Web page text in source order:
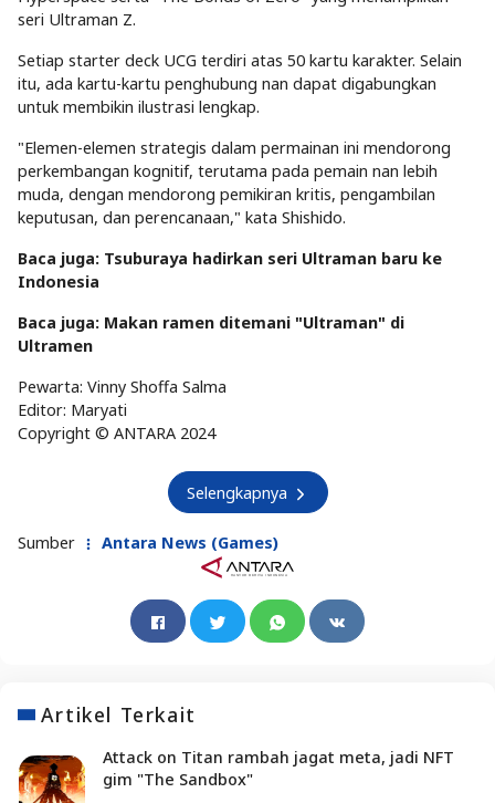
seri Ultraman Z.
Setiap starter deck UCG terdiri atas 50 kartu karakter. Selain
itu, ada kartu-kartu penghubung nan dapat digabungkan
untuk membikin ilustrasi lengkap.
"Elemen-elemen strategis dalam permainan ini mendorong
perkembangan kognitif, terutama pada pemain nan lebih
muda, dengan mendorong pemikiran kritis, pengambilan
keputusan, dan perencanaan," kata Shishido.
Baca juga: Tsuburaya hadirkan seri Ultraman baru ke
Indonesia
Baca juga: Makan ramen ditemani "Ultraman" di
Ultramen
Pewarta: Vinny Shoffa Salma
Editor: Maryati
Copyright © ANTARA 2024
Selengkapnya
Sumber Antara News (Games)
Artikel Terkait
Attack on Titan rambah jagat meta, jadi NFT
gim "The Sandbox"